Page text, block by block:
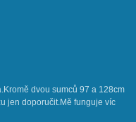
dvou sumců 97 a 128cm
jen doporučit.Mě funguje víc